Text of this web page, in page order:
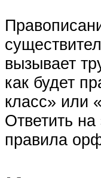
вызывает
как будет
класс» или
Ответить на
правила